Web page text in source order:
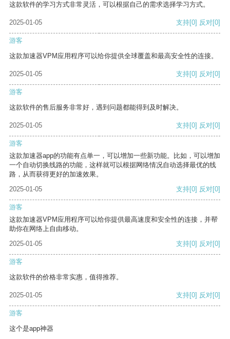
这款软件的学习方式非常灵活，可以根据自己的需求选择学习方式。
2025-01-05 支持[0] 反对[0]
游客
这款加速器VPM应用程序可以给你提供全球覆盖和最高安全性的连接。
2025-01-05 支持[0] 反对[0]
游客
这款软件的售后服务非常好，遇到问题都能得到及时解决。
2025-01-05 支持[0] 反对[0]
游客
这款加速器app的功能有点单一，可以增加一些新功能。比如，可以增加
一个自动切换线路的功能，这样就可以根据网络情况自动选择最优的线
路，从而获得更好的加速效果。
2025-01-05
支持[0] 反对[0]
游客
这款加速器VPM应用程序可以给你提供最高速度和安全性的连接，并帮
助你在网络上自由移动。
2025-01-05
支持[0] 反对[0]
游客
这款软件的价格非常实惠，值得推荐。
2025-01-05 支持[0] 反对[0]
游客
这个是app神器